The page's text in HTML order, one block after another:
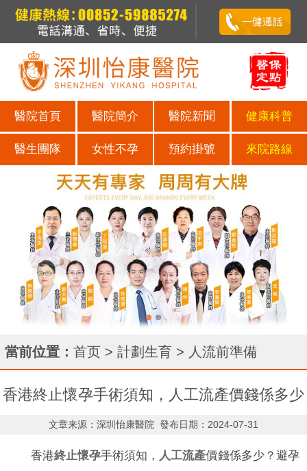
醫院首頁 醫院簡介 醫院新聞 健康科普
醫生團隊 女性不孕 預約掛號 來院路線
當前位置： 首页 > 計劃生育 > 人流前準備
香港終止懷孕手術須知，人工流產價錢係多少
文章来源：深圳怡康醫院 發布日期：2024-07-31
香港終止懷孕手術須知， 人工流產價錢係多少？避孕